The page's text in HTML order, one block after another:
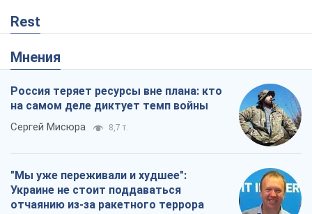
Rest
Мнения
Россия теряет ресурсы вне плана: кто
на самом деле диктует темп войны
Сергей Мисюра 8,7 т.
"Мы уже переживали и худшее":
Украине не стоит поддаваться
отчаянию из-за ракетного террора